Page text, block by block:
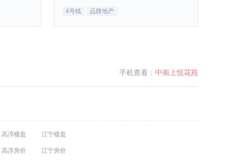
4号线 品牌地产
手机查看： 中南上悦花苑
高淳楼盘 江宁楼盘
高淳房价 江宁房价